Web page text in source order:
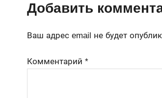
Добавить
Ваш адрес email не будет
Комментарий*